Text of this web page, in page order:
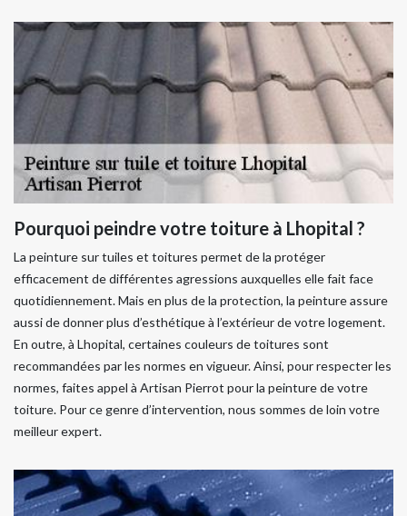
Pourquoi peindre votre toiture à Lhopital ?
La peinture sur tuiles et toitures permet de la protéger
efficacement de différentes agressions auxquelles elle fait face
quotidiennement. Mais en plus de la protection, la peinture assure
aussi de donner plus d’esthétique à l’extérieur de votre logement.
En outre, à Lhopital, certaines couleurs de toitures sont
recommandées par les normes en vigueur. Ainsi, pour respecter les
normes, faites appel à Artisan Pierrot pour la peinture de votre
toiture. Pour ce genre d’intervention, nous sommes de loin votre
meilleur expert.